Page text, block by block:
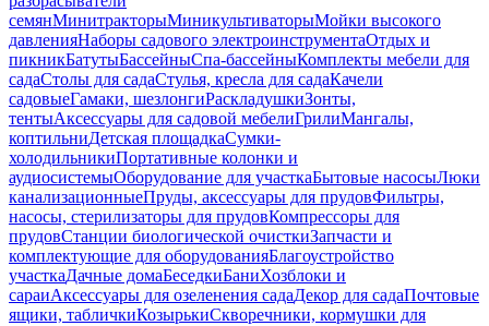
семянМинитракторыМиникультиваторыМойки высокого
давленияНаборы садового электроинструментаОтдых и
пикникБатутыБассейныСпа-бассейныКомплекты мебели для
садаСтолы для садаСтулья, кресла для садаКачели
садовыеГамаки, шезлонгиРаскладушкиЗонты,
тентыАксессуары для садовой мебелиГрилиМангалы,
коптильниДетская площадкаСумки-
холодильникиПортативные колонки и
аудиосистемыОборудование для участкаБытовые насосыЛюки
канализационныеПруды, аксессуары для прудовФильтры,
насосы, стерилизаторы для прудовКомпрессоры для
прудовСтанции биологической очисткиЗапчасти и
комплектующие для оборудованияБлагоустройство
участкаДачные домаБеседкиБаниХозблоки и
сараиАксессуары для озеленения садаДекор для садаПочтовые
ящики, табличкиКозырькиСкворечники, кормушки для